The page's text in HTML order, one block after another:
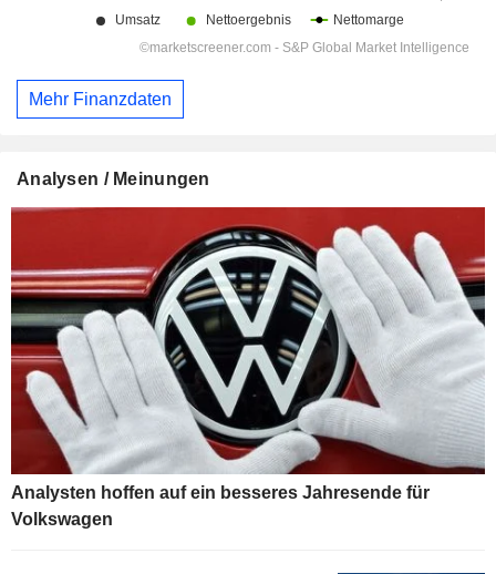
Mehr Finanzdaten
Analysen / Meinungen
Analysten hoffen auf ein besseres Jahresende für
Volkswagen